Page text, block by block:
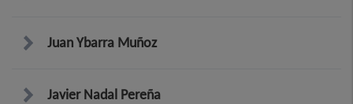
Juan Ybarra Muñoz
Javier Nadal Pereña